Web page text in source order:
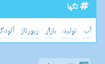
تگها
آب تولید بازار رپورتاژ